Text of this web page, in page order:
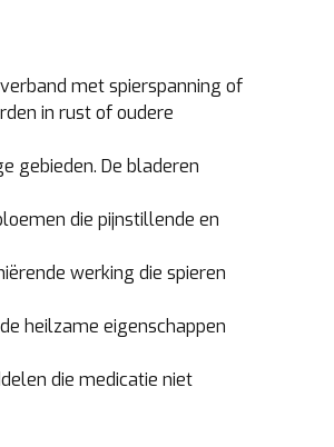
met spierspanning of
in rust of oudere
gebieden. De bladeren
die pijnstillende en
werking die spieren
heilzame eigenschappen
die medicatie niet